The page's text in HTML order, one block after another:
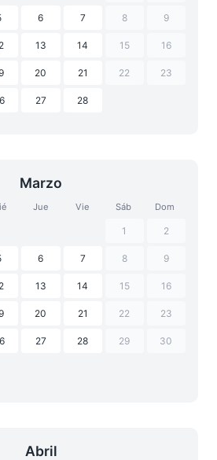
6 7 8 9
13 14 15 16
20 21 22 23
27 28
Marzo
Jue Vie Sáb Dom
1 2
6 7 8 9
13 14 15 16
20 21 22 23
27 28 29 30
Abril